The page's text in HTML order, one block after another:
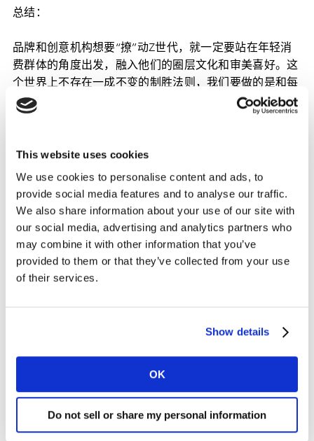
This website uses cookies
We use cookies to personalise content and ads, to
provide social media features and to analyse our traffic.
We also share information about your use of our site with
our social media, advertising and analytics partners who
may combine it with other information that you’ve
provided to them or that they’ve collected from your use
of their services.
Show details
OK
Do not sell or share my personal information
总结：
品牌和创意机构想要“撩”动Z世代，就一定要站在年轻消
费群体的角度出发，融入他们的圈层文化和审美喜好。这
个世界上不存在一成不变的制胜法则，我们要做的是和每
一个年代的年轻人共同成长。热爱他们所热爱的，尊重他
们所尊重的。热爱他们所热爱的，尊重他们所尊重的。凯
广告创意多元化落地，实现品牌营销效益最大化。
赢得低线城市消费者：以情感打动人心，以价
值留住人心
1. 俘获低线城市之打造高参与度
作为京东年货节的“常驻嘉宾”，爱捣乱的京东年兽今年再
启了升级版搞怪计划，按“传统习俗”在街头大闹了一场。
最后，“年兽”被点燃的鞭炮送上了天，鞭炮炸出了漫天飞
出，重磅的折扣力度唤起消费者参与活动的热情，强化了
创意与品牌的关联度。
在所有进入消费者评测的春节广告中，这支广告的低线观